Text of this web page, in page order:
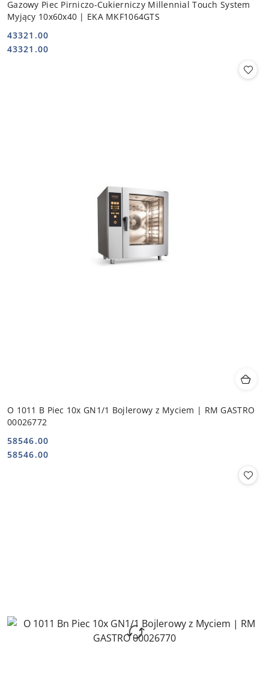
Gazowy Piec Pirniczo-Cukierniczy Millennial Touch System
Myjący 10x60x40 | EKA MKF1064GTS
Cena:
43321.00
Cena:
43321.00
O 1011 B Piec 10x GN1/1 Bojlerowy z Myciem | RM GASTRO
00026772
Cena:
58546.00
Cena:
58546.00